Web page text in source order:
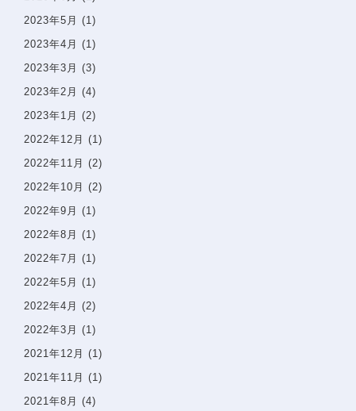
2023年5月 (1)
2023年4月 (1)
2023年3月 (3)
2023年2月 (4)
2023年1月 (2)
2022年12月 (1)
2022年11月 (2)
2022年10月 (2)
2022年9月 (1)
2022年8月 (1)
2022年7月 (1)
2022年5月 (1)
2022年4月 (2)
2022年3月 (1)
2021年12月 (1)
2021年11月 (1)
2021年8月 (4)